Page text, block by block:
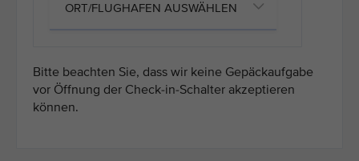
Bitte beachten Sie, dass wir keine Gepäckaufgabe
vor Öffnung der Check-in-Schalter akzeptieren
können.